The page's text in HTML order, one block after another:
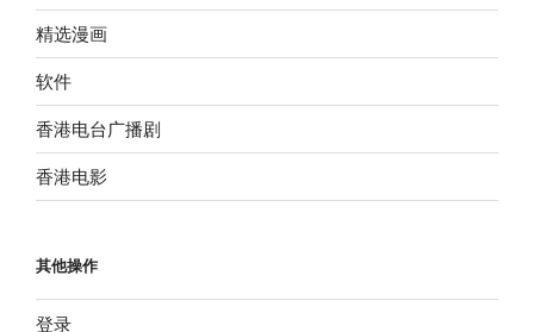
精选漫画
软件
香港电台广播剧
香港电影
其他操作
登录